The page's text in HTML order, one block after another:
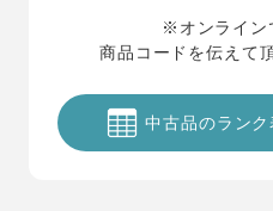
※オンライン
商品コードを伝えて
中古品のラン